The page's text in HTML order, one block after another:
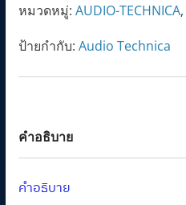
:
,
0
0
3
7
0
฿
Microphone
หมวดหมู่: AUDIO-TECHNICA,
ป้ายกำกับ: Audio Technica
คำอธิบาย
คำอธิบาย